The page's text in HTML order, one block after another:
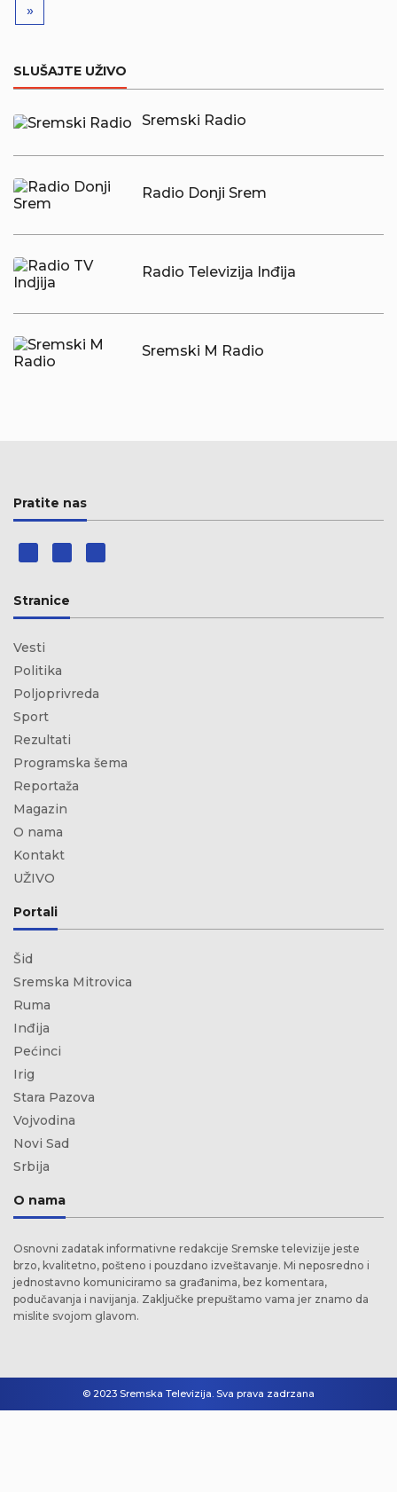
»
SLUŠAJTE UŽIVO
Sremski Radio
Radio Donji Srem
Radio Televizija Inđija
Sremski M Radio
Pratite nas
Stranice
Vesti
Politika
Poljoprivreda
Sport
Rezultati
Programska šema
Reportaža
Magazin
O nama
Kontakt
UŽIVO
Portali
Šid
Sremska Mitrovica
Ruma
Inđija
Pećinci
Irig
Stara Pazova
Vojvodina
Novi Sad
Srbija
O nama
Osnovni zadatak informativne redakcije Sremske televizije jeste
brzo, kvalitetno, pošteno i pouzdano izveštavanje. Mi neposredno i
jednostavno komuniciramo sa građanima, bez komentara,
podučavanja i navijanja. Zaključke prepuštamo vama jer znamo da
mislite svojom glavom.
© 2023 Sremska Televizija. Sva prava zadrzana